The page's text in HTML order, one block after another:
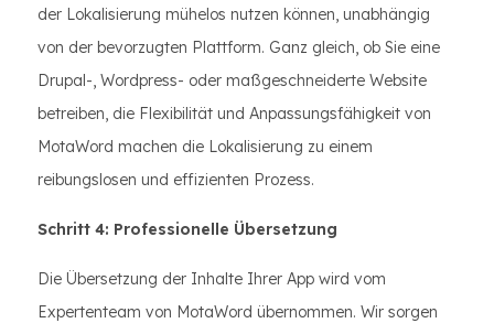
der Lokalisierung mühelos nutzen können, unabhängig
von der bevorzugten Plattform. Ganz gleich, ob Sie eine
Drupal-, Wordpress- oder maßgeschneiderte Website
betreiben, die Flexibilität und Anpassungsfähigkeit von
MotaWord machen die Lokalisierung zu einem
reibungslosen und effizienten Prozess.
Schritt 4: Professionelle Übersetzung
Die Übersetzung der Inhalte Ihrer App wird vom
Expertenteam von MotaWord übernommen. Wir sorgen